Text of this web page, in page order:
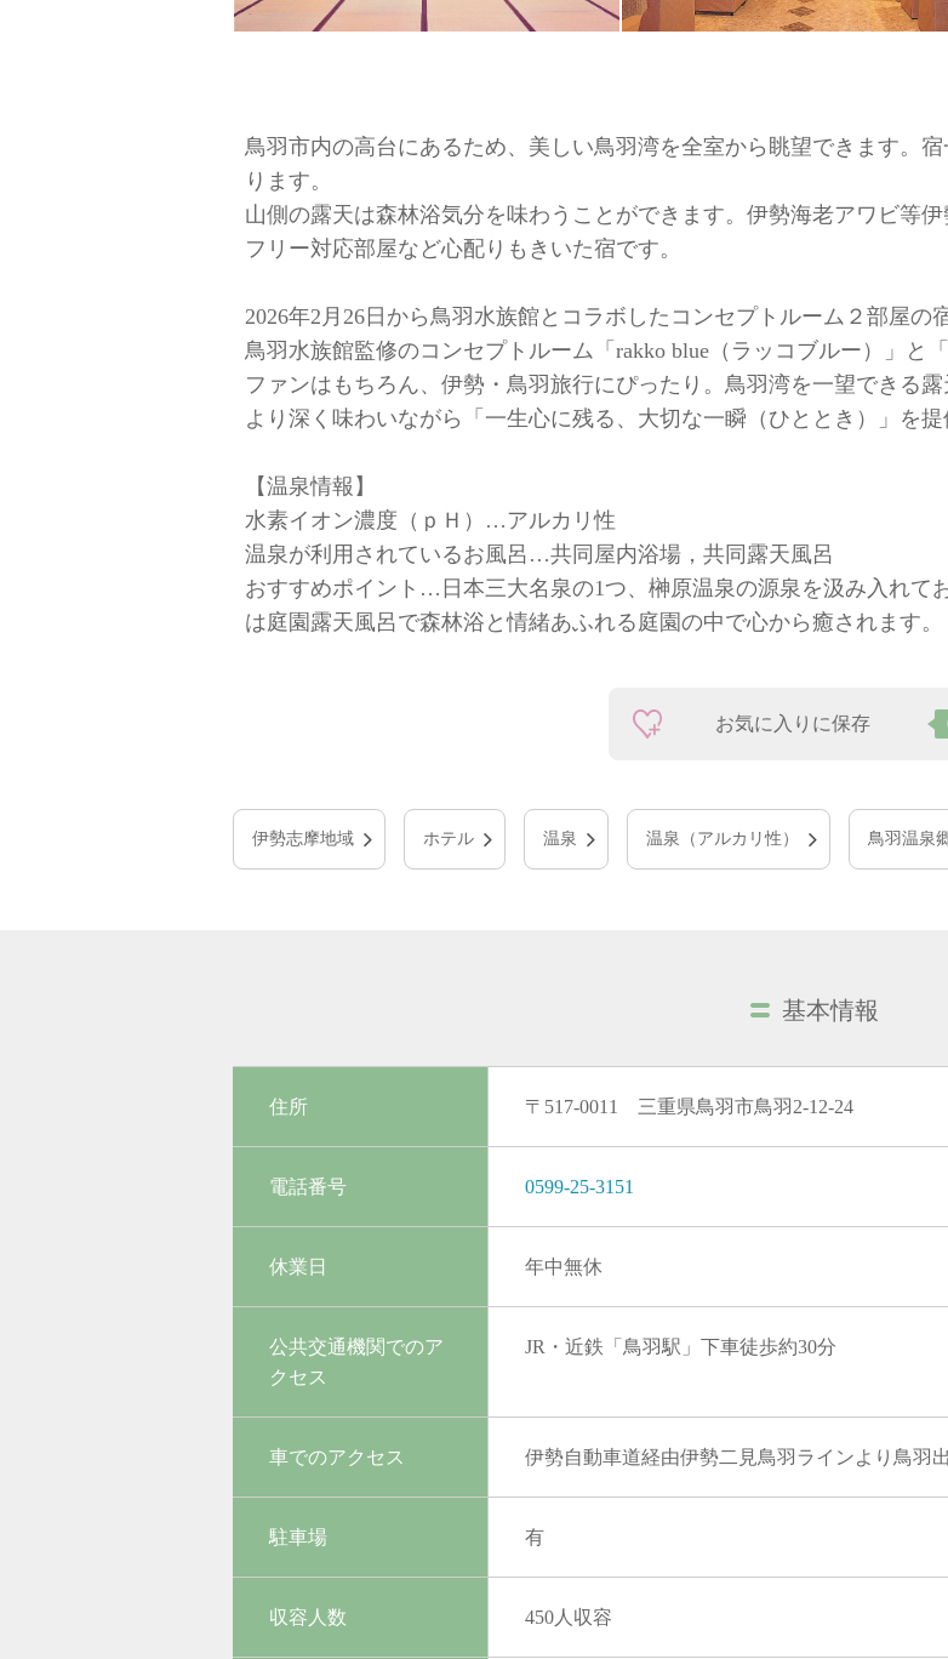
鳥羽市内の高台にあるため、美しい鳥羽湾を全室から眺望できます。
ります。
山側の露天は森林浴気分を味わうことができます。伊勢海老アワビ等
フリー対応部屋など心配りもきいた宿です。
2026年2月26日から鳥羽水族館とコラボしたコンセプトルーム２部屋の
鳥羽水族館監修のコンセプトルーム「rakko blue（ラッコブルー）」と
ファンはもちろん、伊勢・鳥羽旅行にぴったり。鳥羽湾を一望できる
より深く味わいながら「一生心に残る、大切な一瞬（ひととき）」を提
【温泉情報】
水素イオン濃度（ｐＨ）…アルカリ性
温泉が利用されているお風呂…共同屋内浴場，共同露天風呂
おすすめポイント…日本三大名泉の1つ、榊原温泉の源泉を汲み入れて
は庭園露天風呂で森林浴と情緒あふれる庭園の中で心から癒されます。
お気に入りに保存
伊勢志摩地域 ホテル 温泉 温泉（アルカリ性） 鳥羽温泉
基本情報
住所 〒517-0011 三重県鳥羽市鳥羽2-12-24
電話番号 0599-25-3151
休業日 年中無休
公共交通機関でのア
クセス
JR・近鉄「鳥羽駅」下車徒歩約30分
車でのアクセス 伊勢自動車道経由伊勢二見鳥羽ラインより鳥羽
駐車場 有
収容人数 450人収容